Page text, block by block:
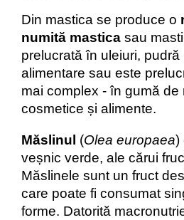
Din mastica se produce o
numită mastica sau
prelucrată în uleiuri,
alimentare sau este
mai complex - în gumă de
cosmetice și alimente.
Măslinul (Olea europaea)
veșnic verde, ale cărui
Măslinele sunt un fruct
care poate fi consumat
forme. Datorită